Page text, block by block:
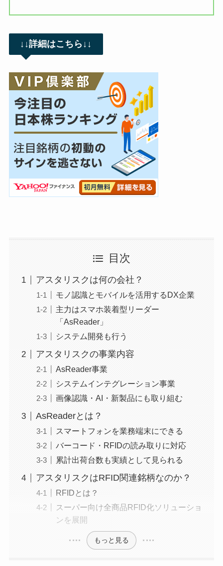
↓↓詳細はこちら↓↓
目次
アスタリスクは何の会社？
モノ認識とモバイルを活用するDX企業
主力はスマホ装着型リーダー
「AsReader」
システム開発も行う
アスタリスクの事業内容
AsReader事業
システムインテグレーション事業
画像認識・AI・新製品にも取り組む
AsReaderとは？
スマートフォンを業務端末にできる
バーコード・RFIDの読み取りに対応
累計出荷台数も実績として見られる
アスタリスクはRFID関連銘柄なのか？
RFIDとは？
スーパー向け全商品RFID化ソリューショ
ンを展開
もっと見る